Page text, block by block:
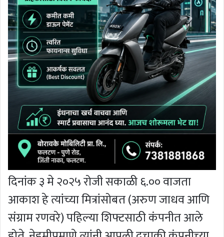
दिनांक ३ मे २०२५ रोजी सकाळी ६.०० वाजता
आकाश हे त्यांच्या मित्रांसोबत (अरुण जाधव आणि
संग्राम रणवरे) पहिल्या शिफ्टसाठी कंपनीत आले